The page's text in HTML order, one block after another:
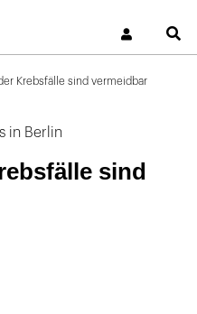
Krebsfälle sind vermeidbar
in Berlin
sind